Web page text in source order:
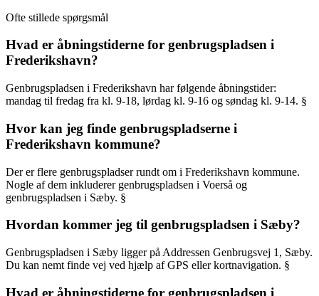
Ofte stillede spørgsmål
Hvad er åbningstiderne for genbrugspladsen i
Frederikshavn?
Genbrugspladsen i Frederikshavn har følgende åbningstider:
mandag til fredag fra kl. 9-18, lørdag kl. 9-16 og søndag kl. 9-14. §
Hvor kan jeg finde genbrugspladserne i
Frederikshavn kommune?
Der er flere genbrugspladser rundt om i Frederikshavn kommune.
Nogle af dem inkluderer genbrugspladsen i Voerså og
genbrugspladsen i Sæby. §
Hvordan kommer jeg til genbrugspladsen i Sæby?
Genbrugspladsen i Sæby ligger på Addressen Genbrugsvej 1, Sæby.
Du kan nemt finde vej ved hjælp af GPS eller kortnavigation. §
Hvad er åbningstiderne for genbrugspladsen i